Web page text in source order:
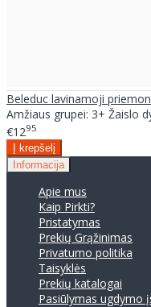
Beleduc lavinamoji
Amžiaus grupei: 3+ Žaislo
€1295
Informacija
Apie mus
Kaip Pirkti?
Pristatymas
Prekių Grąžinimas
Privatumo politika
Taisyklės
Prekių katalogai
Pasiūlymas ugdymo